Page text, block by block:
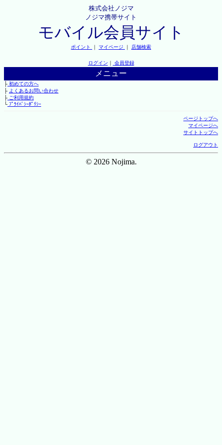
株式会社ノジマ
ノジマ携帯サイト
モバイル会員サイト
ポイント ｜ マイページ ｜ 店舗検索
ログイン ｜ 会員登録
メニュー
├初めての方へ
├ よくあるお問い合わせ
├ご利用規約
└ﾌﾟﾗｲﾊﾞｼｰﾎﾟﾘｼｰ
ページトップへ
マイページへ
サイトトップへ
ログアウト
© 2026 Nojima.